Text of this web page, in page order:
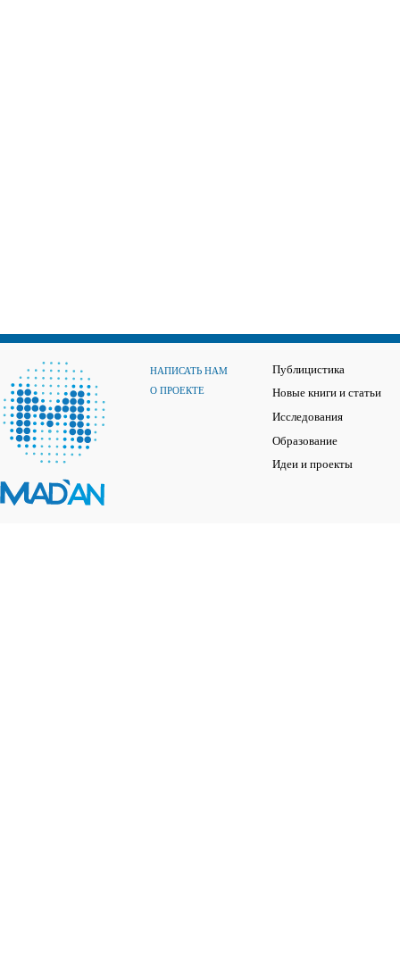
НАПИСАТЬ НАМ
О ПРОЕКТЕ
Публицистика
Новые книги и статьи
Исследования
Образование
Идеи и проекты